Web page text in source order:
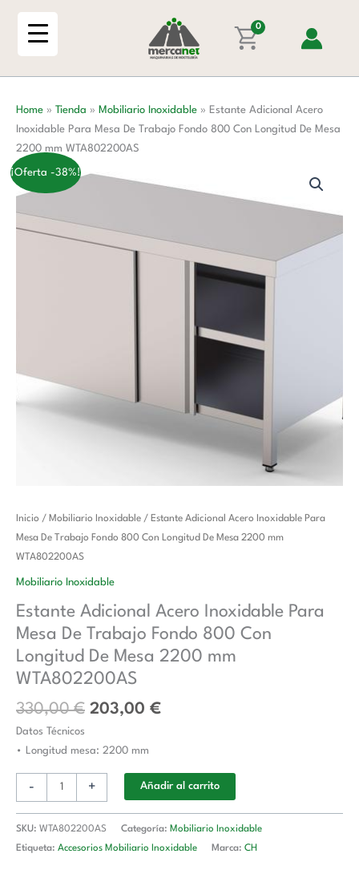
0
Home » Tienda » Mobiliario Inoxidable » Estante Adicional Acero
Inoxidable Para Mesa De Trabajo Fondo 800 Con Longitud De Mesa
2200 mm WTA802200AS
¡Oferta -38%!
Inicio / Mobiliario Inoxidable / Estante Adicional Acero Inoxidable Para
Mesa De Trabajo Fondo 800 Con Longitud De Mesa 2200 mm
WTA802200AS
Mobiliario Inoxidable
Estante Adicional Acero Inoxidable Para
Mesa De Trabajo Fondo 800 Con
Longitud De Mesa 2200 mm
WTA802200AS
330,00€
El
precio
era:
203,00 €
El
precio
Datos Técnicos
• Longitud mesa: 2200 mm
-
Estante
Adicional
Acero
Inoxidable
Mesa
De
Trabajo
Fondo
Con
Longitud
De
2200
WTA802200AS
cantidad
+ Añadir al carrito
SKU: WTA802200AS Categoría: Mobiliario Inoxidable
Etiqueta: Accesorios Mobiliario Inoxidable Marca: CH
Para
Mesa
De
Fondo
800
Con
Longitud
De
2200